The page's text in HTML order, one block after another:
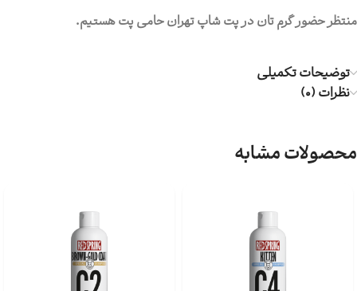
منتظر حضور گرم تان در پت شاپ تهران حامی پت هستیم.
توضیحات تکمیلی
نظرات (0)
محصولات مشابه